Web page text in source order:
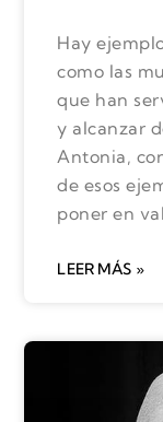
Hay
como las
que han
y alcanzar
Antonia,
de esos
poner en
LEER MÁS »